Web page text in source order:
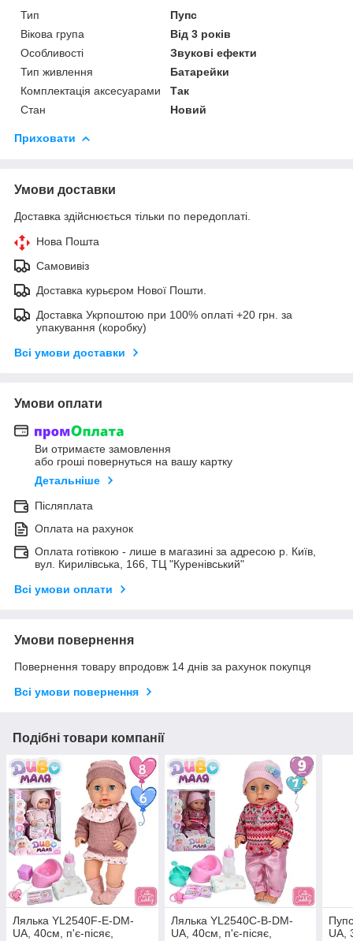
Тип
Пупс
Вікова група
Від 3 років
Особливості
Звукові ефекти
Тип живлення
Батарейки
Комплектація аксесуарами
Так
Стан
Новий
Приховати
Умови доставки
Доставка здійснюється тільки по передоплаті.
Нова Пошта
Самовивіз
Доставка курьєром Нової Пошти.
Доставка Укрпоштою при 100% оплаті +20 грн. за
упакування (коробку)
Всі умови доставки
Умови оплати
Ви отримаєте замовлення
або гроші повернуться на вашу картку
Детальніше
Післяплата
Оплата на рахунок
Оплата готівкою - лише в магазині за адресою р. Київ,
вул. Кирилівська, 166, ТЦ "Куренівський"
Всі умови оплати
Умови повернення
Повернення товару впродовж 14 днів за рахунок покупця
Всі умови повернення
Подібні товари компанії
Лялька YL2540F-E-DM-
UA, 40см, п'є-пісяє,
Лялька YL2540C-B-DM-
UA, 40см, п'є-пісяє,
UA,